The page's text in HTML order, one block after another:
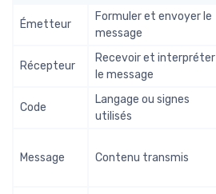
Émetteur
Formuler et envoyer le
message
Récepteur
Recevoir et interpréter
le message
Code
Langage ou signes
utilisés
Message Contenu transmis